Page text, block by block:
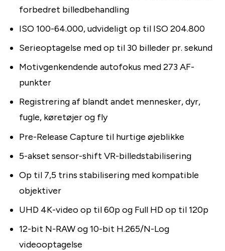
forbedret billedbehandling
ISO 100-64.000, udvideligt op til ISO 204.800
Serieoptagelse med op til 30 billeder pr. sekund
Motivgenkendende autofokus med 273 AF-
punkter
Registrering af blandt andet mennesker, dyr,
fugle, køretøjer og fly
Pre-Release Capture til hurtige øjeblikke
5-akset sensor-shift VR-billedstabilisering
Op til 7,5 trins stabilisering med kompatible
objektiver
UHD 4K-video op til 60p og Full HD op til 120p
12-bit N-RAW og 10-bit H.265/N-Log
videooptagelse